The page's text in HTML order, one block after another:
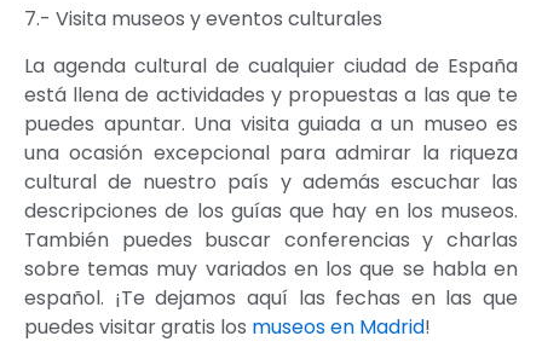
7.- Visita museos y eventos culturales
La agenda cultural de cualquier ciudad de España
está llena de actividades y propuestas a las que te
puedes apuntar. Una visita guiada a un museo es
una ocasión excepcional para admirar la riqueza
cultural de nuestro país y además escuchar las
descripciones de los guías que hay en los museos.
También puedes buscar conferencias y charlas
sobre temas muy variados en los que se habla en
español. ¡Te dejamos aquí las fechas en las que
puedes visitar gratis los museos en Madrid!